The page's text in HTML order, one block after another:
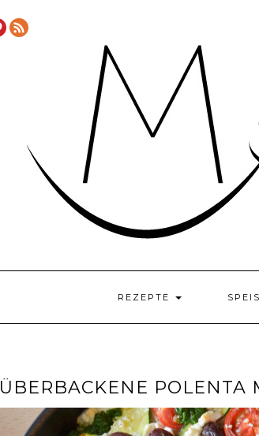
REZEPTE
ÜBERBACKENE POLENTA